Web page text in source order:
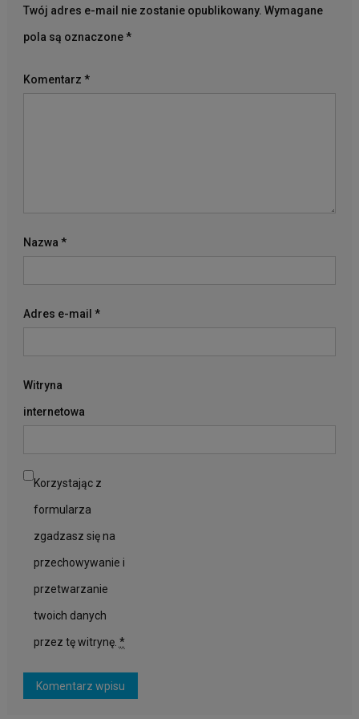
Twój adres e-mail nie zostanie opublikowany. Wymagane
pola są oznaczone*
Komentarz *
Nazwa *
Adres e-mail *
Witryna
internetowa
Korzystając z
formularza
zgadzasz się na
przechowywanie i
przetwarzanie
twoich danych
przez tę witrynę. *